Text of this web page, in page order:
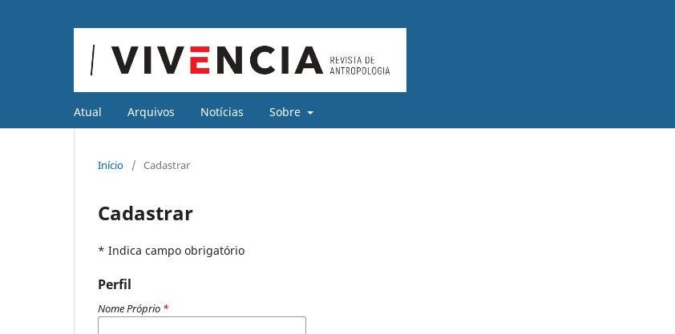
Atual Arquivos Notícias Sobre
Início / Cadastrar
Cadastrar
* Indica campo obrigatório
Perfil
Nome Próprio *